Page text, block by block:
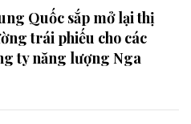
Quốc sắp mở lại thị
trái phiếu cho các
ty năng lượng Nga